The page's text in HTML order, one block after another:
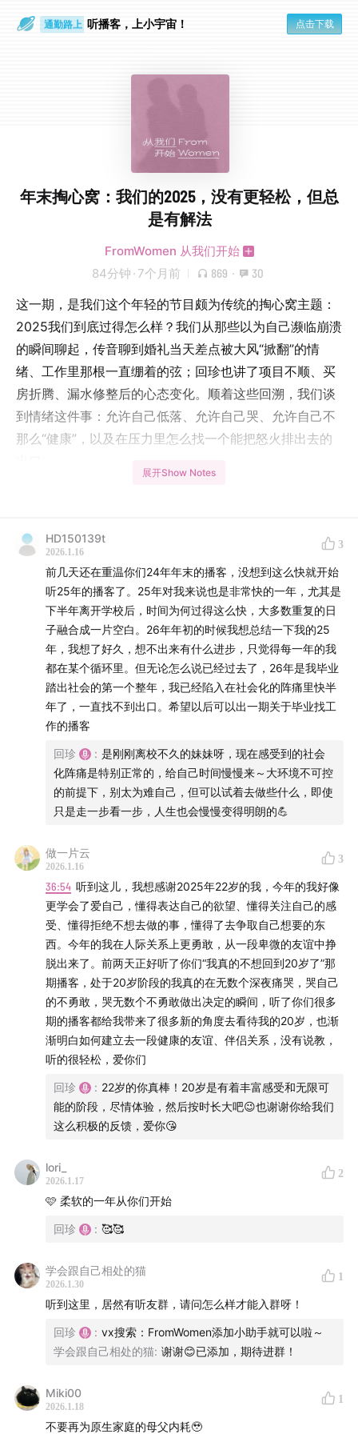
通勤路上 听播客，上小宇宙！ 点击下载
年末掏心窝：我们的2025，没有更轻松，但总
是有解法
FromWomen 从我们开始
84分钟 · 7个月前 869 · 30
这一期，是我们这个年轻的节目颇为传统的掏心窝主题：
2025我们到底过得怎么样？我们从那些以为自己濒临崩溃
的瞬间聊起，传音聊到婚礼当天差点被大风“掀翻”的情
绪、工作里那根一直绷着的弦；回珍也讲了项目不顺、买
房折腾、漏水修整后的心态变化。顺着这些回溯，我们谈
到情绪这件事：允许自己低落、允许自己哭、允许自己不
那么“健康”，以及在压力里怎么找一个能把怒火排出去的
我们或许不再期待他们改变了；不是要对抗，而是学会保
护自己，把关系放在一个更安全、更和谐的位置。我们还
探讨了这一年里对“意义”的重新理解：意义不一定是贡献
给世界、贡献给宏大叙事，它也可以只是把目光收回来，
完成、记录、照顾自己的生活。于是我们也坦白了各自最
常见的逃避方式（短剧、直播、猫猫视频、小红
书……），也想更认真地说：那些看起来好像没有什么经
济利益的创作和活动，比如我们的播客和社群，反而让我
们体会到了意义的存在。临近结尾，我们把目光投向了“告
别”。回珍分享了一段很重要的closure，把过去的留在过
去，我们才能更轻盈地向前走。
2025没有让我们变得更轻松，却让我们更清楚边界在哪
对2026的愿望留给新年：希望更健康、更快乐、更能自在
呼吸。大家对2025又有着怎样的总结，对新年又有哪些展
望呢？欢迎把你想分享的故事、想说的话，留言在评论区
和我们分享。
本期你将听到：
过去这一年里，那些让我们差点崩溃的瞬间
遇到的状况在自己能力范围内都能解决，也是种幸
低落的时候，开始允许自己有情绪，而不是压抑情
径
26:43
刷短剧、看直播、织毛线、看猫狗视频……逃避是真
36:26 看似无用但很有意义的事：录播客和组织社群活动
展开Show Notes
HD150139t
2026.1.16
3
前几天还在重温你们24年年末的播客，没想到这么快就开始
听25年的播客了。25年对我来说也是非常快的一年，尤其是
下半年离开学校后，时间为何过得这么快，大多数重复的日
子融合成一片空白。26年年初的时候我想总结一下我的25
年，我想了好久，想不出来有什么进步，只觉得每一年的我
都在某个循环里。但无论怎么说已经过去了，26年是我毕业
踏出社会的第一个整年，我已经陷入在社会化的阵痛里快半
年了，一直找不到出口。希望以后可以出一期关于毕业找工
作的播客
回珍 : 是刚刚离校不久的妹妹呀，现在感受到的社会
化阵痛是特别正常的，给自己时间慢慢来～大环境不可控
的前提下，别太为难自己，但可以试着去做些什么，即使
只是走一步看一步，人生也会慢慢变得明朗的💪
做一片云
2026.1.16
3
36:54 听到这儿，我想感谢2025年22岁的我，今年的我好像
更学会了爱自己，懂得表达自己的欲望、懂得关注自己的感
受、懂得拒绝不想去做的事，懂得了去争取自己想要的东
西。今年的我在人际关系上更勇敢，从一段卑微的友谊中挣
脱出来了。前两天正好听了你们“我真的不想回到20岁了”那
期播客，处于20岁阶段的我真的在无数个深夜痛哭，哭自己
的不勇敢，哭无数个不勇敢做出决定的瞬间，听了你们很多
期的播客都给我带来了很多新的角度去看待我的20岁，也渐
渐明白如何建立去一段健康的友谊、伴侣关系，没有说教，
听的很轻松，爱你们
回珍 : 22岁的你真棒！20岁是有着丰富感受和无限可
能的阶段，尽情体验，然后按时长大吧😉也谢谢你给我们
这么积极的反馈，爱你😘
lori_
2026.1.17
2
🩷 柔软的一年从你们开始
回珍 : 🥰🥰
学会跟自己相处的猫
2026.1.30
1
听到这里，居然有听友群，请问怎么样才能入群呀！
回珍 : vx搜索：FromWomen添加小助手就可以啦～
学会跟自己相处的猫: 谢谢😊已添加，期待进群！
Miki00
2026.1.18
1
不要再为原生家庭的母父内耗🥹